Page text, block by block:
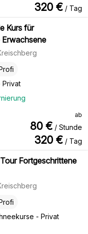
320 € / Tag
Kurs für
Privat
ab
80 € / Stunde
320 € / Tag
Fortgeschrittene
- Privat